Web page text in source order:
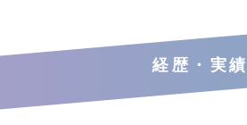
経歴・実績